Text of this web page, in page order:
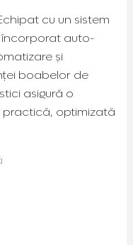
cu un sistem
încorporat auto-
și
boabelor de
asigură o
practică, optimizată